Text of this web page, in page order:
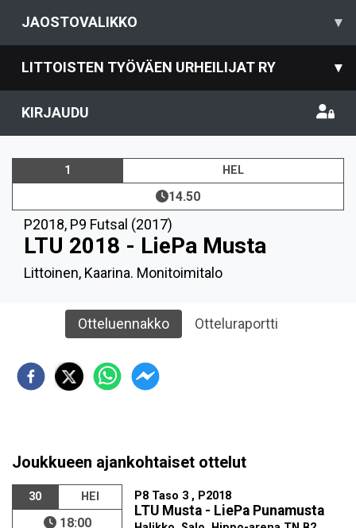
JAOSTOVALIKKO ▾
LITTOISTEN TYÖVÄEN URHEILIJAT RY ▾
KIRJAUDU
1 HEL
14.50
P2018, P9 Futsal (2017)
LTU 2018 - LiePa Musta
Littoinen, Kaarina. Monitoimitalo
Otteluennakko Otteluraportti
Joukkueen ajankohtaiset ottelut
30 HEI
18:00
P8 Taso 3 , P2018
LTU Musta - LiePa Punamusta